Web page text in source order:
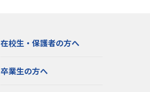
在校生・保護者の方へ
卒業生の方へ